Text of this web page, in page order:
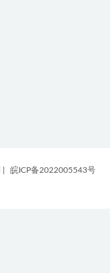
皖ICP备2022005543号